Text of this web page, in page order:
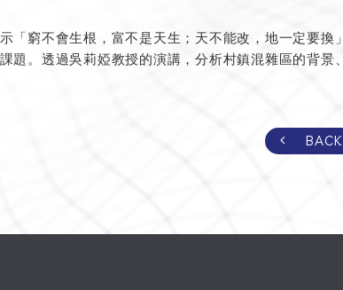
「窮不會生根，富不是天生；天不能改，地一定要
題。透過吳莉婭教授的演講，分析村鎮混雜區的背景
BACK